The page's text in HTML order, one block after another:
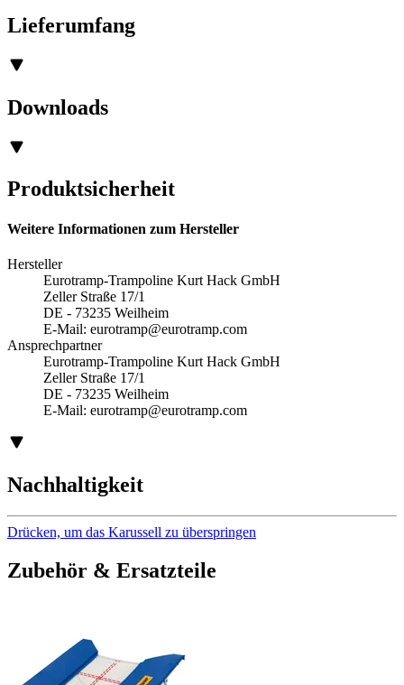
Lieferumfang
Downloads
Produktsicherheit
Weitere Informationen zum Hersteller
Hersteller
Eurotramp-Trampoline Kurt Hack GmbH
Zeller Straße 17/1
DE - 73235 Weilheim
E-Mail: eurotramp@eurotramp.com
Ansprechpartner
Eurotramp-Trampoline Kurt Hack GmbH
Zeller Straße 17/1
DE - 73235 Weilheim
E-Mail: eurotramp@eurotramp.com
Nachhaltigkeit
Drücken, um das Karussell zu überspringen
Zubehör & Ersatzteile